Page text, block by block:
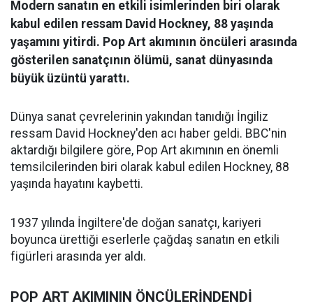
Modern sanatın en etkili isimlerinden biri olarak
kabul edilen ressam David Hockney, 88 yaşında
yaşamını yitirdi. Pop Art akımının öncüleri arasında
gösterilen sanatçının ölümü, sanat dünyasında
büyük üzüntü yarattı.
Dünya sanat çevrelerinin yakından tanıdığı İngiliz
ressam David Hockney'den acı haber geldi. BBC'nin
aktardığı bilgilere göre, Pop Art akımının en önemli
temsilcilerinden biri olarak kabul edilen Hockney, 88
yaşında hayatını kaybetti.
1937 yılında İngiltere'de doğan sanatçı, kariyeri
boyunca ürettiği eserlerle çağdaş sanatın en etkili
figürleri arasında yer aldı.
POP ART AKIMININ ÖNCÜLERİNDENDİ